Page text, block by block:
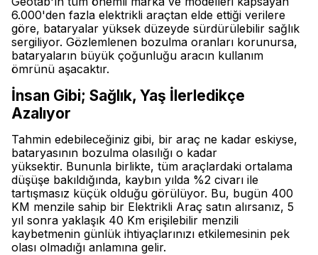
6.000'den fazla elektrikli araçtan elde ettiği verilere
göre, bataryalar yüksek düzeyde sürdürülebilir sağlık
sergiliyor. Gözlemlenen bozulma oranları korunursa,
bataryaların büyük çoğunluğu aracın kullanım
ömrünü aşacaktır.
İnsan Gibi; Sağlık, Yaş İlerledikçe
Azalıyor
Tahmin edebileceğiniz gibi, bir araç ne kadar eskiyse,
bataryasının bozulma olasılığı o kadar
yüksektir. Bununla birlikte, tüm araçlardaki ortalama
düşüşe bakıldığında, kaybın yılda %2 civarı ile
tartışmasız küçük olduğu görülüyor. Bu, bugün 400
KM menzile sahip bir Elektrikli Araç satın alırsanız, 5
yıl sonra yaklaşık 40 Km erişilebilir menzili
kaybetmenin günlük ihtiyaçlarınızı etkilemesinin pek
olası olmadığı anlamına gelir.